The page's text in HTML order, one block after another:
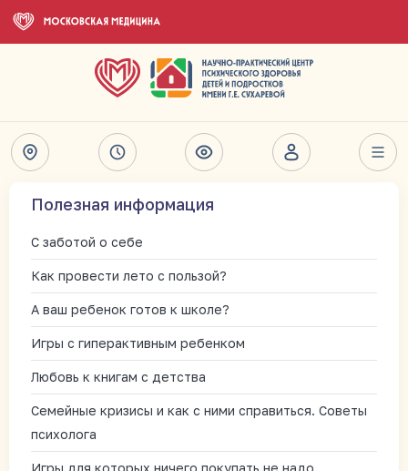
Полезная информация
С заботой о себе
Как провести лето с пользой?
А ваш ребенок готов к школе?
Игры с гиперактивным ребенком
Любовь к книгам с детства
Семейные кризисы и как с ними справиться. Советы
психолога
Игры для которых ничего покупать не надо